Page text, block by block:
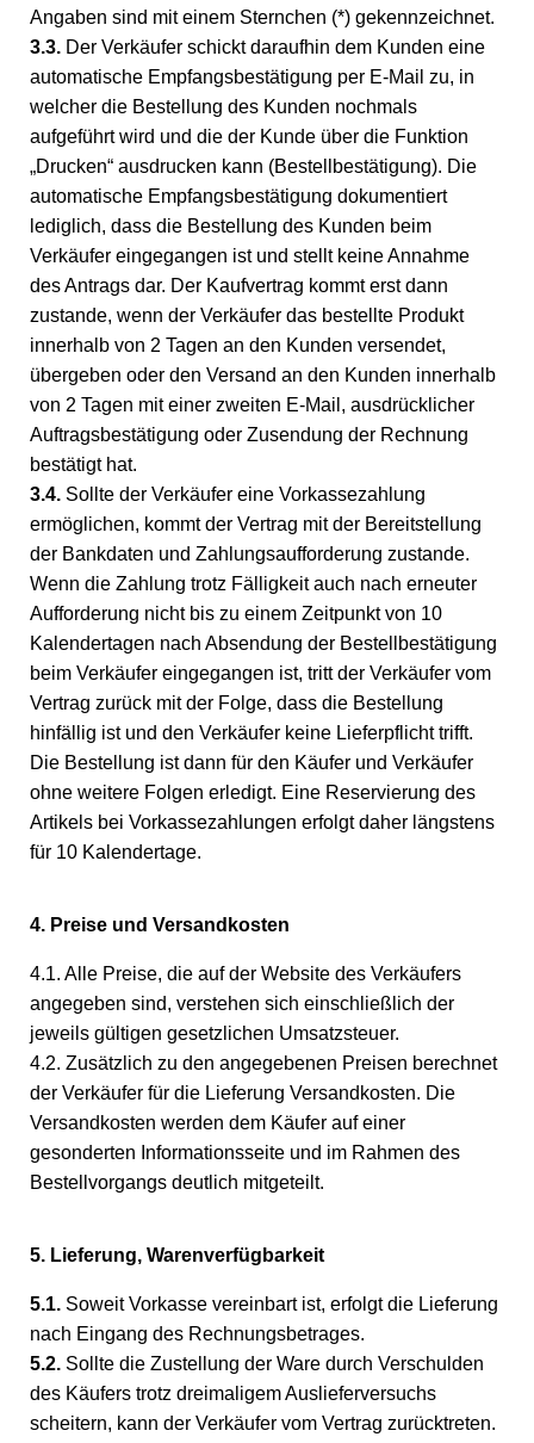
Angaben sind mit einem Sternchen (*) gekennzeichnet.
3.3. Der Verkäufer schickt daraufhin dem Kunden eine
automatische Empfangsbestätigung per E-Mail zu, in
welcher die Bestellung des Kunden nochmals
aufgeführt wird und die der Kunde über die Funktion
„Drucken“ ausdrucken kann (Bestellbestätigung). Die
automatische Empfangsbestätigung dokumentiert
lediglich, dass die Bestellung des Kunden beim
Verkäufer eingegangen ist und stellt keine Annahme
des Antrags dar. Der Kaufvertrag kommt erst dann
zustande, wenn der Verkäufer das bestellte Produkt
innerhalb von 2 Tagen an den Kunden versendet,
übergeben oder den Versand an den Kunden innerhalb
von 2 Tagen mit einer zweiten E-Mail, ausdrücklicher
Auftragsbestätigung oder Zusendung der Rechnung
bestätigt hat.
3.4. Sollte der Verkäufer eine Vorkassezahlung
ermöglichen, kommt der Vertrag mit der Bereitstellung
der Bankdaten und Zahlungsaufforderung zustande.
Wenn die Zahlung trotz Fälligkeit auch nach erneuter
Aufforderung nicht bis zu einem Zeitpunkt von 10
Kalendertagen nach Absendung der Bestellbestätigung
beim Verkäufer eingegangen ist, tritt der Verkäufer vom
Vertrag zurück mit der Folge, dass die Bestellung
hinfällig ist und den Verkäufer keine Lieferpflicht trifft.
Die Bestellung ist dann für den Käufer und Verkäufer
ohne weitere Folgen erledigt. Eine Reservierung des
Artikels bei Vorkassezahlungen erfolgt daher längstens
für 10 Kalendertage.
4. Preise und Versandkosten
4.1. Alle Preise, die auf der Website des Verkäufers
angegeben sind, verstehen sich einschließlich der
jeweils gültigen gesetzlichen Umsatzsteuer.
4.2. Zusätzlich zu den angegebenen Preisen berechnet
der Verkäufer für die Lieferung Versandkosten. Die
Versandkosten werden dem Käufer auf einer
gesonderten Informationsseite und im Rahmen des
Bestellvorgangs deutlich mitgeteilt.
5. Lieferung, Warenverfügbarkeit
5.1. Soweit Vorkasse vereinbart ist, erfolgt die Lieferung
nach Eingang des Rechnungsbetrages.
5.2. Sollte die Zustellung der Ware durch Verschulden
des Käufers trotz dreimaligem Auslieferversuchs
scheitern, kann der Verkäufer vom Vertrag zurücktreten.